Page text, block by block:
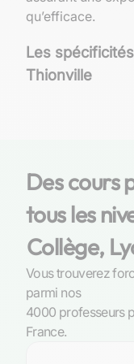
qu’efficace.
Les
Thionville
À Thionville, ville
industrielle et
l’innovation, la
est un atout
fondamental de
les portes de
professionnels
thionvillois
science
Des cours
tous les
Collège,
Vous trouverez
parmi nos
4000 professeurs
France.